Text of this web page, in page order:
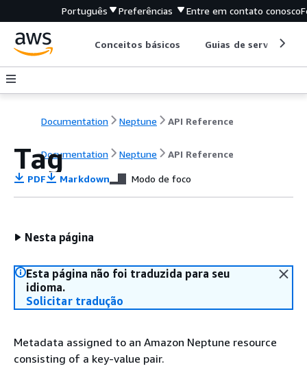
Português Preferências Entre em contato conosco
Conceitos básicos Guias de serviço
Documentation Neptune API Reference
Documentation Neptune API Reference
Tag
PDF Markdown Modo de foco
Nesta página
Esta página não foi traduzida para seu
idioma.
Solicitar tradução
Metadata assigned to an Amazon Neptune resource
consisting of a key-value pair.